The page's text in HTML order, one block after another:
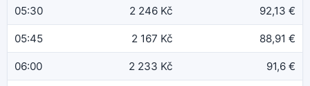
05:30 2 246 Kč 92,13 €
05:45 2 167 Kč 88,91 €
06:00 2 233 Kč 91,6 €